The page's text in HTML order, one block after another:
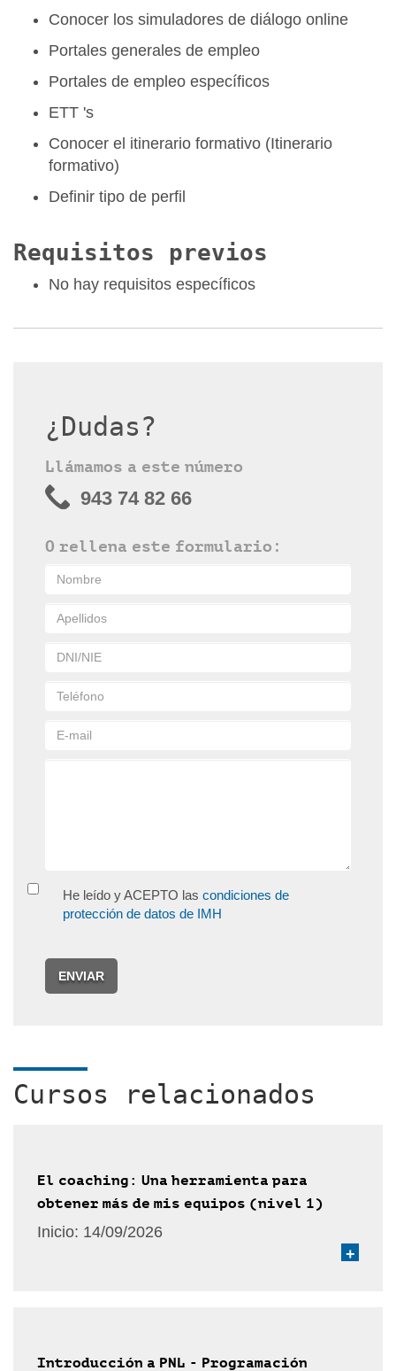
Conocer los simuladores de diálogo online
Portales generales de empleo
Portales de empleo específicos
ETT 's
Conocer el itinerario formativo (Itinerario
formativo)
Definir tipo de perfil
Requisitos previos
No hay requisitos específicos
¿Dudas?
Llámamos a este número
943 74 82 66
O rellena este formulario:
He leído y ACEPTO las condiciones de
protección de datos de IMH
ENVIAR
Cursos relacionados
El coaching: Una herramienta para
obtener más de mis equipos (nivel 1)
Inicio: 14/09/2026
+
Introducción a PNL - Programación